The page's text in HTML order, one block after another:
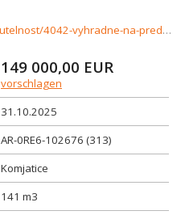
https://www.reality-trinity.sk/nehnutelnost/4042-vyhradne-na-predaj-tehlovy-4-izbovy-rodinny-dom-v-obci-komjatice-3d-prehliadka
149 000,00 EUR
vorschlagen
31.10.2025
AR-0RE6-102676 (313)
Komjatice
141 m3